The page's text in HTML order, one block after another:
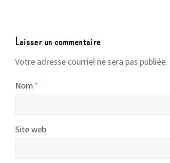
Laisser un commentaire
Votre adresse courriel ne sera pas publiée.
Nom *
Site web